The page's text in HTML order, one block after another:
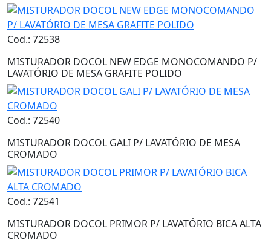
Cod.: 72538
MISTURADOR DOCOL NEW EDGE MONOCOMANDO P/
LAVATÓRIO DE MESA GRAFITE POLIDO
Cod.: 72540
MISTURADOR DOCOL GALI P/ LAVATÓRIO DE MESA
CROMADO
Cod.: 72541
MISTURADOR DOCOL PRIMOR P/ LAVATÓRIO BICA ALTA
CROMADO